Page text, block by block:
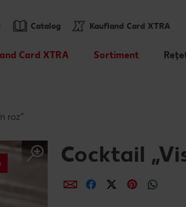
Card XTRA
categorie
Sortiment
Atât de ieftin
Catalog Kaufland Card XTRA
roz”
Cocktail
DistribuieDistribuieDistribuieDistribuie